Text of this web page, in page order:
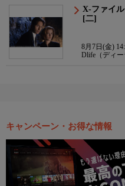
X-ファイル
[二]
8月7日(金)
Dlife（ディー
キャンペーン・お得な情報